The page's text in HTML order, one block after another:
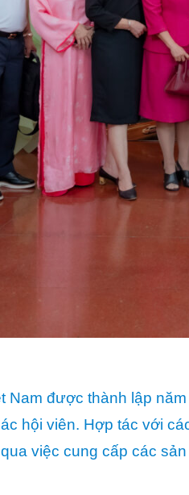
Nam được thành lập
hội viên. Hợp tác với
qua việc cung cấp các